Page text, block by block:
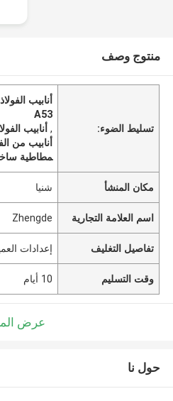
منتوج وصف
تسليط الضوء:
A53
,أنابيب
أنابيب من
مطاطية
مكان المنشأ شنيا
اسم العلامة التجارية Zhengde
تفاصيل التغليف إعدادات
وقت التسليم 10 أيام
عرض
حول نا